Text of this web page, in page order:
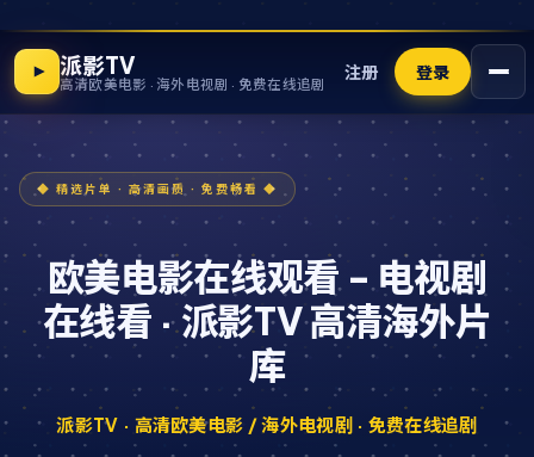
派影TV
高清欧美电影 · 海外电视剧 · 免费在线追剧
注册 登录
欧美电影在线观看 - 电视剧
在线看 · 派影TV 高清海外片
库
派影TV · 高清欧美电影 / 海外电视剧 · 免费在线追剧